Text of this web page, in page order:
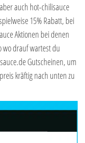
auch hot-chilisauce
15% Rabatt, bei
Aktionen bei denen
wo drauf wartest du
Gutscheinen, um
kräftig nach unten zu